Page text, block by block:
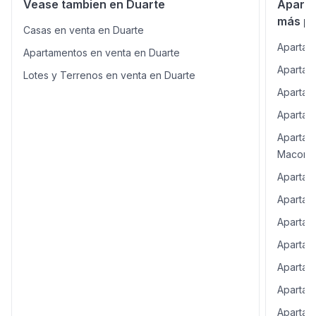
esta oportunidad! Contáctanos hoy para más
Vease tambien en Duarte
Casas en venta en Duarte
Apartamentos en venta en Duarte
Lotes y Terrenos en venta en Duarte
más
Macorís